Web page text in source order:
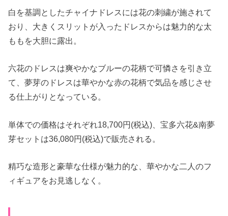
白を基調としたチャイナドレスには花の刺繍が施されて
おり、大きくスリットが入ったドレスからは魅力的な太
ももを大胆に露出。
六花のドレスは爽やかなブルーの花柄で可憐さを引き立
て、夢芽のドレスは華やかな赤の花柄で気品を感じさせ
る仕上がりとなっている。
単体での価格はそれぞれ18,700円(税込)、宝多六花&南夢
芽セットは36,080円(税込)で販売される。
精巧な造形と豪華な仕様が魅力的な、華やかな二人のフ
ィギュアをお見逃しなく。